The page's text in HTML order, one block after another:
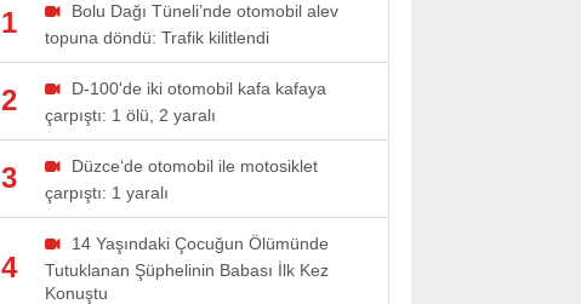
1
Bolu Dağı Tüneli’nde otomobil alev
topuna döndü: Trafik kilitlendi
2
D-100'de iki otomobil kafa kafaya
çarpıştı: 1 ölü, 2 yaralı
3
Düzce‘de otomobil ile motosiklet
çarpıştı: 1 yaralı
4
14 Yaşındaki Çocuğun Ölümünde
Tutuklanan Şüphelinin Babası İlk Kez
Konuştu